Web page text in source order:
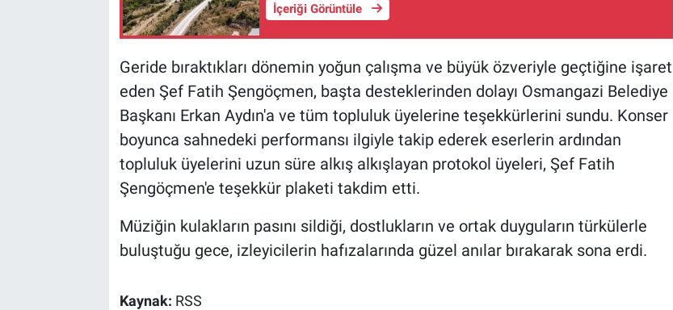
İçeriği Görüntüle
Geride bıraktıkları dönemin yoğun çalışma ve büyük özveriyle geçtiğine işaret
eden Şef Fatih Şengöçmen, başta desteklerinden dolayı Osmangazi Belediye
Başkanı Erkan Aydın'a ve tüm topluluk üyelerine teşekkürlerini sundu. Konser
boyunca sahnedeki performansı ilgiyle takip ederek eserlerin ardından
topluluk üyelerini uzun süre alkış alkışlayan protokol üyeleri, Şef Fatih
Şengöçmen'e teşekkür plaketi takdim etti.
Müziğin kulakların pasını sildiği, dostlukların ve ortak duyguların türkülerle
buluştuğu gece, izleyicilerin hafızalarında güzel anılar bırakarak sona erdi.
Kaynak: RSS